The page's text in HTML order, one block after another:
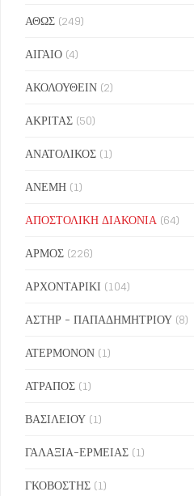
ΑΘΩΣ (249)
ΑΙΓΑΙΟ (4)
ΑΚΟΛΟΥΘΕΙΝ (2)
ΑΚΡΙΤΑΣ (50)
ΑΝΑΤΟΛΙΚΟΣ (1)
ΑΝΕΜΗ (1)
ΑΠΟΣΤΟΛΙΚΗ ΔΙΑΚΟΝΙΑ (64)
ΑΡΜΟΣ (226)
ΑΡΧΟΝΤΑΡΙΚΙ (104)
ΑΣΤΗΡ - ΠΑΠΑΔΗΜΗΤΡΙΟΥ (8)
ΑΤΕΡΜΟΝΟΝ (1)
ΑΤΡΑΠΟΣ (1)
ΒΑΣΙΛΕΙΟΥ (1)
ΓΑΛΑΞΙΑ-ΕΡΜΕΙΑΣ (1)
ΓΚΟΒΟΣΤΗΣ (1)